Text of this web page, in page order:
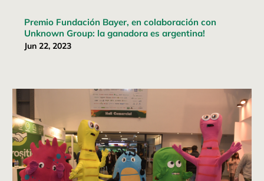
Premio Fundación Bayer, en colaboración con
Unknown Group: la ganadora es argentina!
Jun 22, 2023